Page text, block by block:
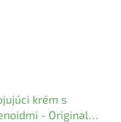
krém s
- Original